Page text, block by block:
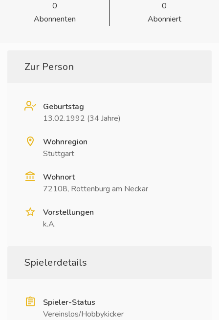
0
Abonnenten
0
Abonniert
Zur Person
Geburtstag
13.02.1992 (34 Jahre)
Wohnregion
Stuttgart
Wohnort
72108, Rottenburg am Neckar
Vorstellungen
k.A.
Spielerdetails
Spieler-Status
Vereinslos/Hobbykicker